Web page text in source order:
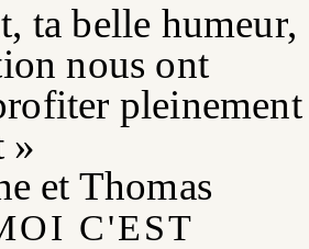
ta belle humeur,
nous ont
pleinement
»
et Thomas
C'EST